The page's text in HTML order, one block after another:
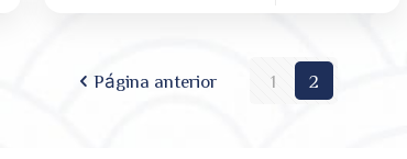
Página anterior 1 2